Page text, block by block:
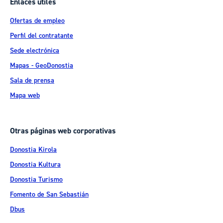
Enlaces útiles
Ofertas de empleo
Perfil del contratante
Sede electrónica
Mapas - GeoDonostia
Sala de prensa
Mapa web
Otras páginas web corporativas
Donostia Kirola
Donostia Kultura
Donostia Turismo
Fomento de San Sebastián
Dbus